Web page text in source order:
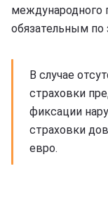
международного
обязательным по
В случае
страховки
фиксации
страховки
евро.